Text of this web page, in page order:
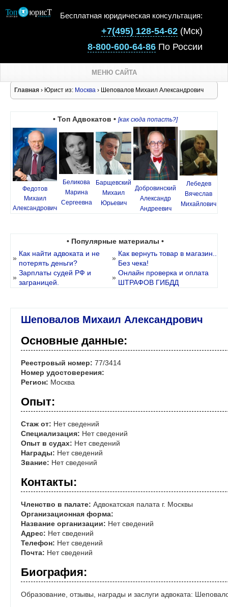
Бесплатная юридическая консультация:
+7(495) 128-54-62 (Мск)
8-800-600-64-86 По России
МЕНЮ САЙТА
Главная › Юрист из: Москва › Шеповалов Михаил Александрович
• Топ Адвокатов • [как сюда попасть?]
Федотов
Михаил
Александрович
Беликова
Марина
Сергеевна
Барщевский
Михаил
Юрьевич
Добровинский
Александр
Андреевич
Лебедев
Вячеслав
Михайлович
• Популярные материалы •
»
Как найти адвоката и не
потерять деньги?
»
Как вернуть товар в магазин..
Без чека!
»
Зарплаты судей РФ и
заграницей.
»
Онлайн проверка и оплата
ШТРАФОВ ГИБДД
Шеповалов Михаил Александрович
Основные данные:
Реестровый номер: 77/3414
Номер удостоверения:
Регион: Москва
Опыт:
Стаж от: Нет сведений
Специализация: Нет сведений
Опыт в судах: Нет сведений
Награды: Нет сведений
Звание: Нет сведений
Контакты:
Членство в палате: Адвокатская палата г. Москвы
Организационная форма:
Название организации: Нет сведений
Адрес: Нет сведений
Телефон: Нет сведений
Почта: Нет сведений
Биография:
Образование, отзывы, награды и заслуги адвоката: